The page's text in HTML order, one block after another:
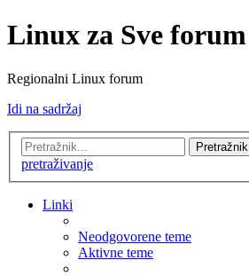
Linux za Sve forum
Regionalni Linux forum
Idi na sadržaj
Pretražnik
pretraživanje
Linki
Neodgovorene teme
Aktivne teme